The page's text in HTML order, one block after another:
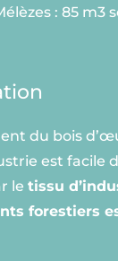
: 85 m3
du bois
est facile
le tissu
forestiers